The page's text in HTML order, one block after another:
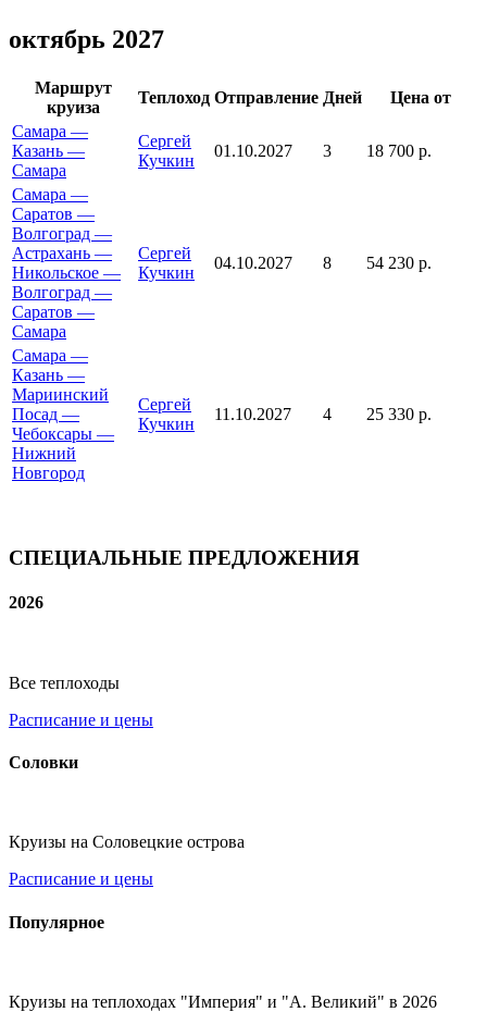
октябрь 2027
Маршрут
круиза
Теплоход Отправление Дней
Цена от
Самара —
Казань —
Самара
Сергей
Кучкин
01.10.2027 3 18 700 р.
Самара —
Саратов —
Волгоград —
Астрахань —
Никольское —
Волгоград —
Саратов —
Самара
Сергей
Кучкин
04.10.2027 8 54 230 р.
Самара —
Казань —
Мариинский
Посад —
Чебоксары —
Нижний
Новгород
Сергей
Кучкин
11.10.2027 4 25 330 р.
СПЕЦИАЛЬНЫЕ ПРЕДЛОЖЕНИЯ
2026
Все теплоходы
Расписание и цены
Соловки
Круизы на Соловецкие острова
Расписание и цены
Популярное
Круизы на теплоходах "Империя" и "А. Великий" в 2026